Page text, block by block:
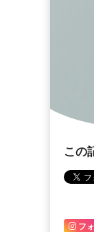
この
フ